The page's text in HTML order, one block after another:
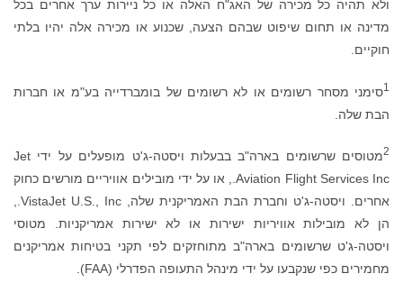
ולא תהיה כל מכירה של האג"ח האלה או כל ניירות ערך אחרים בכל
מדינה או תחום שיפוט שבהם הצעה, שכנוע או מכירה אלה יהיו בלתי
חוקיים.
1סימני מסחר רשומים או לא רשומים של בומברדייה בע"מ או חברות
הבת שלה.
2
מטוסים שרשומים בארה"ב בבעלות ויסטה-ג'ט מופעלים על ידי Jet
Aviation Flight Services Inc., או על ידי מובילים אוויריים מורשים כחוק
הן לא מובילות אוויריות ישירות או לא ישירות אמריקניות. מטוסי
ויסטה-ג'ט שרשומים בארה"ב מתוחזקים לפי תקני בטיחות אמריקנים
מחמירים כפי שנקבעו על ידי מינהל התעופה הפדרלי (FAA).